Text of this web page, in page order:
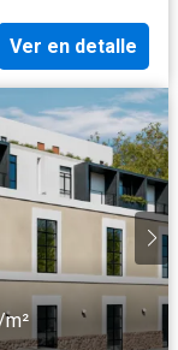
Ver en detalle